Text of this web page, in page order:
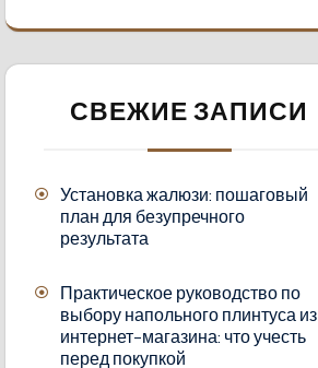
СВЕЖИЕ ЗАПИСИ
Установка жалюзи: пошаговый
план для безупречного
результата
Практическое руководство по
выбору напольного плинтуса из
интернет-магазина: что учесть
перед покупкой